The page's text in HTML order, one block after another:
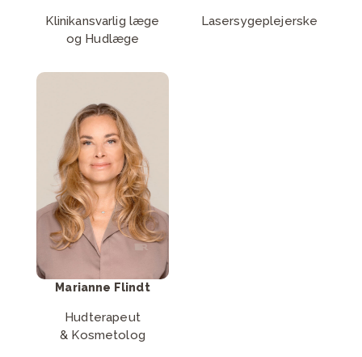
Klinikansvarlig læge
og Hudlæge
Lasersygeplejerske
Læs mere om
Marianne Flindt
Læs mere
Marianne Flindt
Hudterapeut
& Kosmetolog